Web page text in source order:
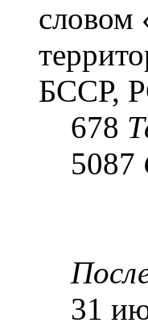
словом
БССР,
678
5087
31